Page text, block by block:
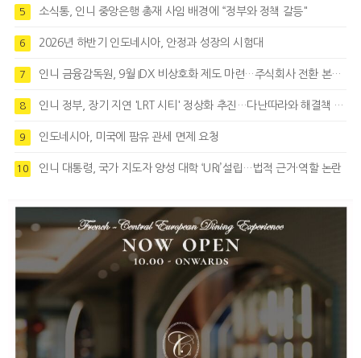
5 소식통, 인니 중앙은행 총재 사임 배경에 “정부와 정책 갈등"
6 2026년 하반기 인도네시아, 안정과 성장의 시험대
7 인니 금융감독원, 9월 IDX 비상호화 제도 마련…주식회사 전환 본격화
8 인니 정부, 장기 지연 'LRT 시티' 정상화 추진…다난따라와 해결책 모색
9 인도네시아, 미국에 팜유 관세 면제 요청
10 인니 대통령, 국가 지도자 양성 대학 ‘URI’설립…법적 근거·역할 논란